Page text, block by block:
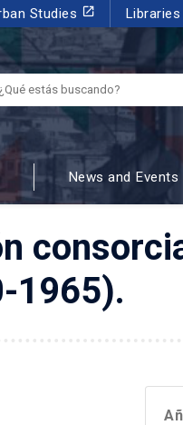
Studies launch Libraries
¿Qué estás
News and Events
1965).